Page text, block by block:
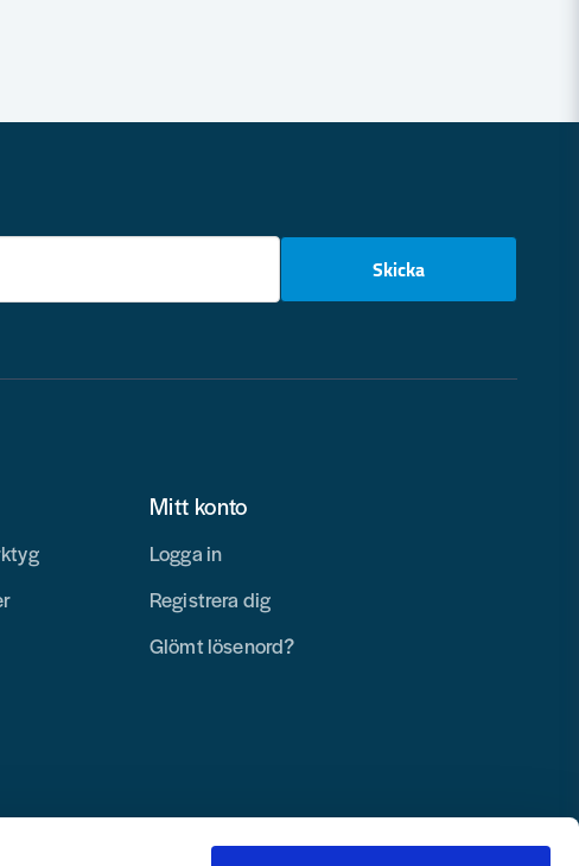
Skicka
Mitt konto
Logga in
Registrera dig
Glömt lösenord?